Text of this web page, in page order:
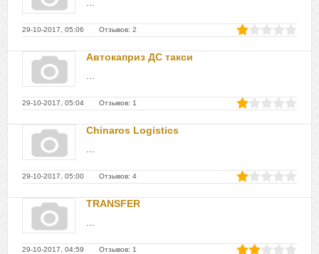
29-10-2017, 05:06 Отзывов: 2
Автокаприз ДС такси
29-10-2017, 05:04 Отзывов: 1
Chinaros Logistics
29-10-2017, 05:00 Отзывов: 4
TRANSFER
29-10-2017, 04:59 Отзывов: 1